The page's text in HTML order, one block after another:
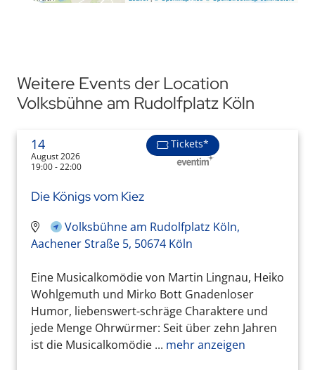
Weitere Events der Location
Volksbühne am Rudolfplatz Köln
14
August 2026
19:00 - 22:00
Tickets*
Die Königs vom Kiez
Volksbühne am Rudolfplatz Köln,
Aachener Straße 5, 50674 Köln
Eine Musicalkomödie von Martin Lingnau, Heiko
Wohlgemuth und Mirko Bott Gnadenloser
Humor, liebenswert-schräge Charaktere und
jede Menge Ohrwürmer: Seit über zehn Jahren
ist die Musicalkomödie ... mehr anzeigen